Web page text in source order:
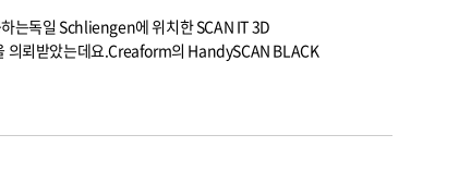
는독일 Schliengen에 위치한 SCAN IT 3D
의뢰받았는데요.​Creaform의 HandySCAN BLACK